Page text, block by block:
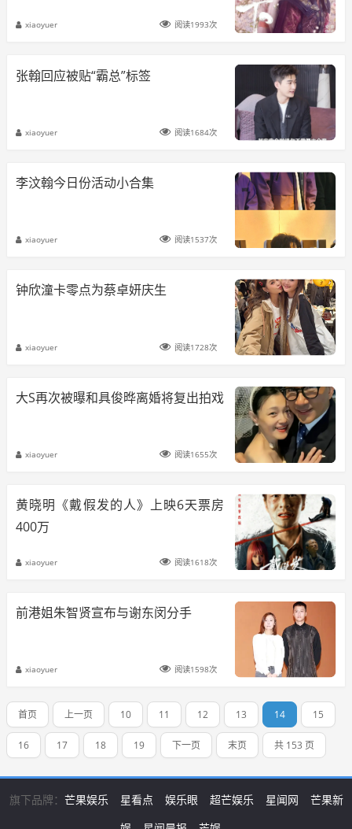
xiaoyuer 阅读1993次
张翰回应被贴“霸总”标签
xiaoyuer 阅读1684次
李汶翰今日份活动小合集
xiaoyuer 阅读1537次
钟欣潼卡零点为蔡卓妍庆生
xiaoyuer 阅读1728次
大S再次被曝和具俊晔离婚将复出拍戏
xiaoyuer 阅读1655次
黄晓明《戴假发的人》上映6天票房
400万
xiaoyuer 阅读1618次
前港姐朱智贤宣布与谢东闵分手
xiaoyuer 阅读1598次
首页 上一页 10 11 12 13 14 15
16 17 18 19 下一页 末页 共 153 页
旗下品牌： 芒果娱乐 星看点 娱乐眼 超芒娱乐 星闻网
芒果新